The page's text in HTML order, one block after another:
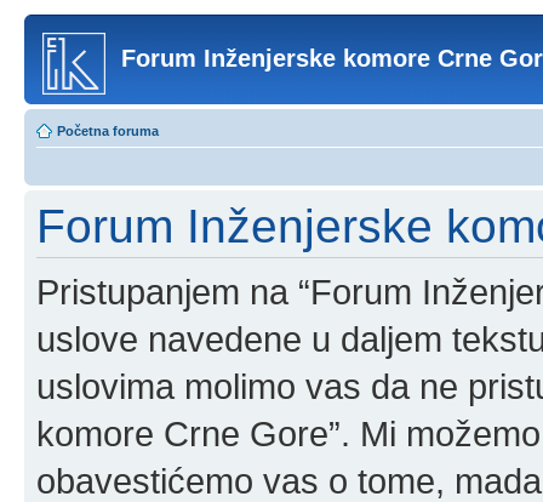
Forum Inženjerske komore Crne
Početna foruma
Forum Inženjerske
Pristupanjem na “Forum
uslove navedene u daljem
uslovima molimo vas da ne
komore Crne Gore”. Mi
obavestićemo vas o tome,